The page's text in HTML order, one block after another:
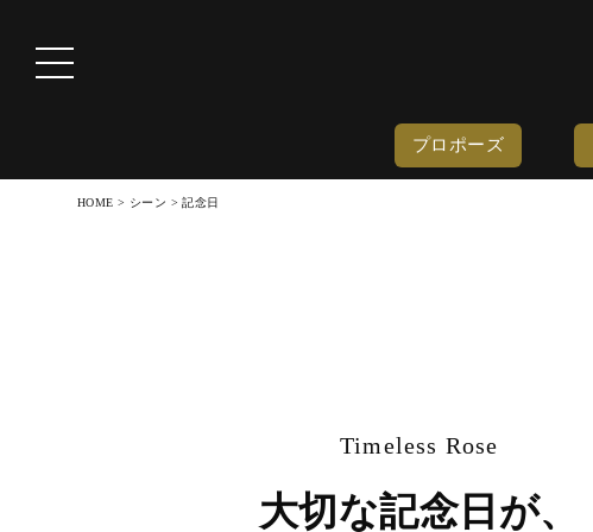
プロポーズ
HOME シーン 記念日
Timeless Rose
大切な記念日が、